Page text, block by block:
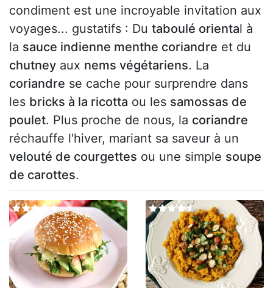
condiment est une incroyable invitation aux
voyages... gustatifs : Du taboulé oriental à
la sauce indienne menthe coriandre et du
chutney aux nems végétariens. La
coriandre se cache pour surprendre dans
les bricks à la ricotta ou les samossas de
poulet. Plus proche de nous, la coriandre
réchauffe l'hiver, mariant sa saveur à un
velouté de courgettes ou une simple soupe
de carottes.